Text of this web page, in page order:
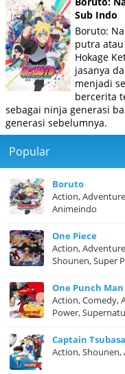
Sub Indo
Boruto:
putra
Hokage
jasanya
menjadi
bercerita
sebagai ninja generasi
generasi sebelumnya.
Popular
Boruto
Action,
Animeindo
One Piece
Action,
Shounen, Super
One Punch Man
Action, Comedy,
Power,
Captain
Action,